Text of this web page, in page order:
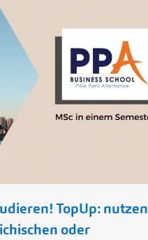
TopUp: nutzen
oder